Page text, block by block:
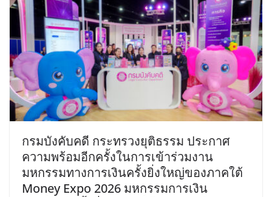
กรมบังคับคดี กระทรวงยุติธรรม ประกาศ
ความพร้อมอีกครั้งในการเข้าร่วมงาน
มหกรรมทางการเงินครั้งยิ่งใหญ่ของภาคใต้
Money Expo 2026 มหกรรมการเงิน